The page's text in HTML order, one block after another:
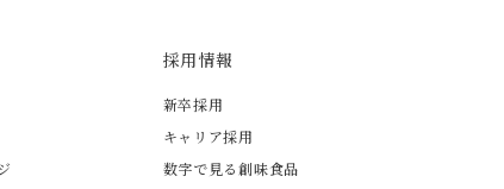
採用情報
新卒採用
キャリア採用
数字で見る創味食品